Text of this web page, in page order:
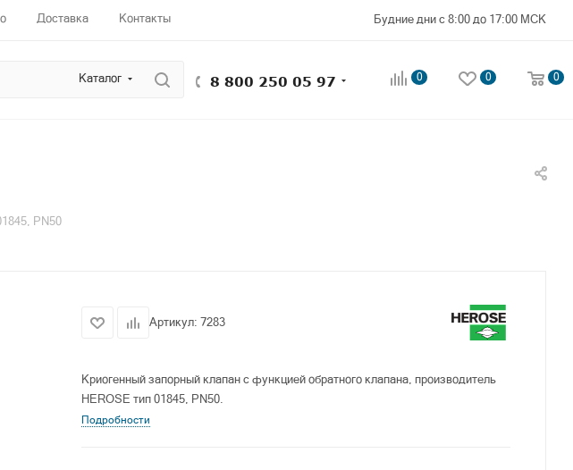
Доставка Контакты Будние дни с 8:00 до 17:00 МСК
Каталог 8 800 250 05 97 0 0 0
PN50
Артикул: 7283
Криогенный запорный клапан с функцией обратного клапана, производитель
HEROSE тип 01845, PN50.
Подробности